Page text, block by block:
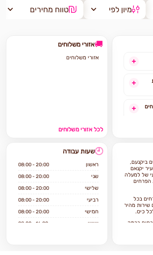
מיון לפי טווח מחירים
🚚אזורי משלוחים
אזורי משלוחים
לכל אזורי משלוחים
ביקנעם,
יקנאם
של למעלה
הפרחים
בכל
שירות מהיר
כיס.
ברמה
🕘שעות עבודה
ראשון 08:00 - 20:00
שני 08:00 - 20:00
שלישי 08:00 - 20:00
רביעי 08:00 - 20:00
חמישי 08:00 - 20:00
שישי 08:00 - 16:00